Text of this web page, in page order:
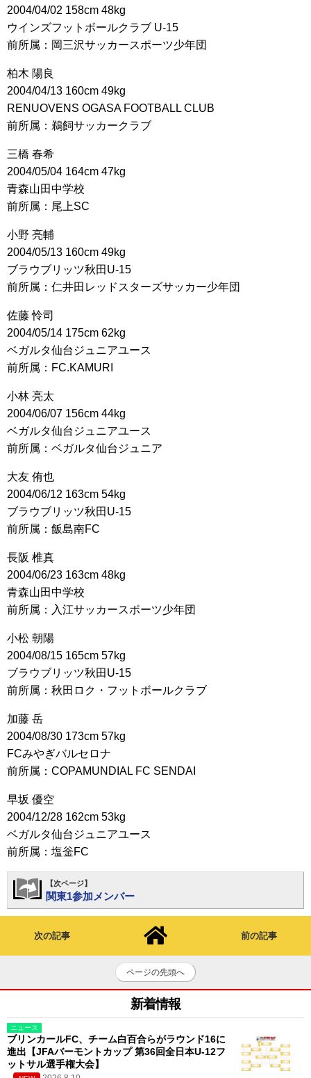
2004/04/02 158cm 48kg
ウインズフットボールクラブ U-15
前所属：岡三沢サッカースポーツ少年団
柏木 陽良
2004/04/13 160cm 49kg
RENUOVENS OGASA FOOTBALL CLUB
前所属：鵜飼サッカークラブ
三橋 春希
2004/05/04 164cm 47kg
青森山田中学校
前所属：尾上SC
小野 亮輔
2004/05/13 160cm 49kg
ブラウブリッツ秋田U-15
前所属：仁井田レッドスターズサッカー少年団
佐藤 怜司
2004/05/14 175cm 62kg
ベガルタ仙台ジュニアユース
前所属：FC.KAMURI
小林 亮太
2004/06/07 156cm 44kg
ベガルタ仙台ジュニアユース
前所属：ベガルタ仙台ジュニア
大友 侑也
2004/06/12 163cm 54kg
ブラウブリッツ秋田U-15
前所属：飯島南FC
長阪 椎真
2004/06/23 163cm 48kg
青森山田中学校
前所属：入江サッカースポーツ少年団
小松 朝陽
2004/08/15 165cm 57kg
ブラウブリッツ秋田U-15
前所属：秋田ロク・フットボールクラブ
加藤 岳
2004/08/30 173cm 57kg
FCみやぎバルセロナ
前所属：COPAMUNDIAL FC SENDAI
早坂 優空
2004/12/28 162cm 53kg
ベガルタ仙台ジュニアユース
前所属：塩釡FC
【次ページ】
関東1参加メンバー
次の記事 前の記事
ページの先頭へ
新着情報
ニュース
ブリンカールFC、チーム白百合らがラウンド16に
進出【JFAバーモントカップ 第36回全日本U-12フ
ットサル選手権大会】